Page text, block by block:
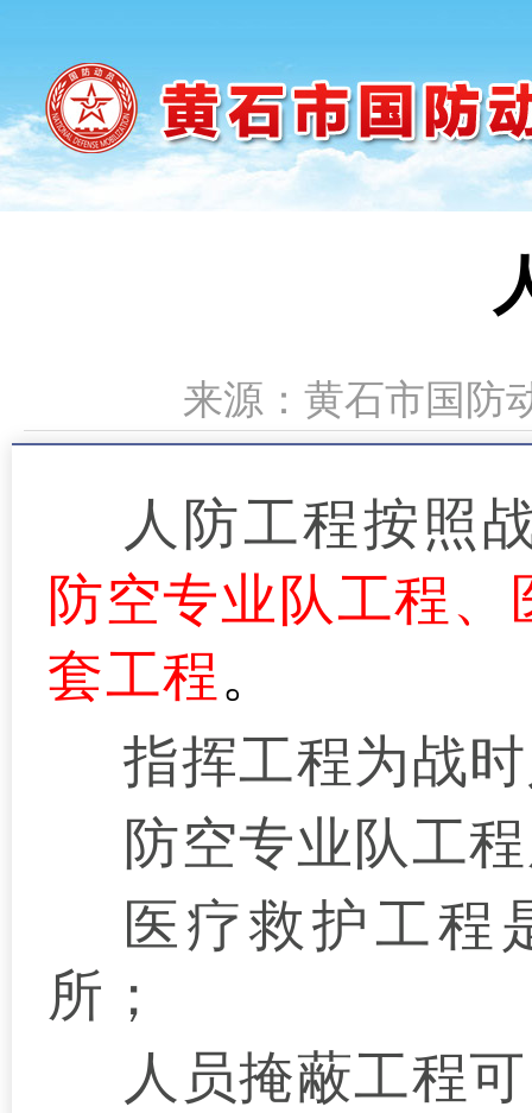
来源：黄石市国
人防工程按照
防空专业队工程
套工程。
指挥工程为战
防空专业队工
医疗救护工程
所；
人员掩蔽工程